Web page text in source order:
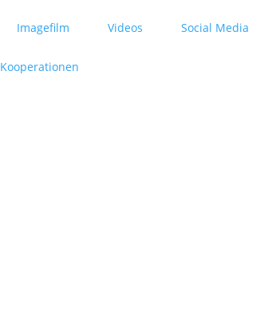
Imagefilm Videos
Social Media
Kooperationen